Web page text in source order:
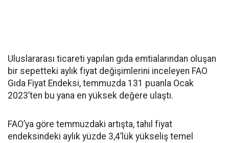
Uluslararası ticareti yapılan gıda emtialarından oluşan
bir sepetteki aylık fiyat değişimlerini inceleyen FAO
Gıda Fiyat Endeksi, temmuzda 131 puanla Ocak
2023’ten bu yana en yüksek değere ulaştı.
FAO’ya göre temmuzdaki artışta, tahıl fiyat
endeksindeki aylık yüzde 3,4’lük yükseliş temel